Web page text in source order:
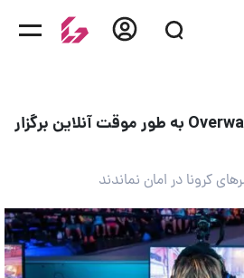
مسابقات Overwatch League به طور موقت آنلاین برگزار
کرونا در امان نماندند